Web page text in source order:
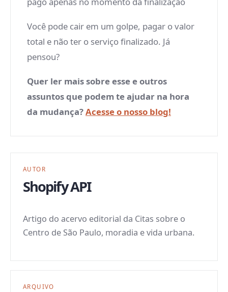
Você pode cair em um golpe, pagar o valor
total e não ter o serviço finalizado. Já
pensou?
Quer ler mais sobre esse e outros
assuntos que podem te ajudar na hora
da mudança?Acesse o nosso blog!
AUTOR
Shopify API
Artigo do acervo editorial da Citas sobre o
Centro de São Paulo, moradia e vida urbana.
ARQUIVO